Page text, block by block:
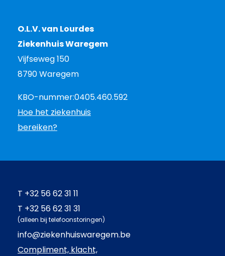
O.L.V. van Lourdes
Ziekenhuis Waregem
Vijfseweg 150
8790 Waregem
KBO-nummer:0405.460.592
Hoe het ziekenhuis
bereiken?
T +32 56 62 31 11
T +32 56 62 31 31
(alleen bij telefoonstoringen)
info@ziekenhuiswaregem.be
Compliment, klacht,